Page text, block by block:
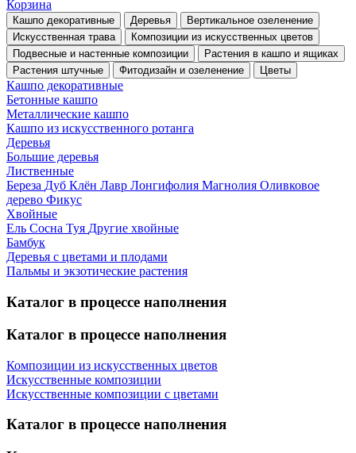
Корзина
Кашпо декоративные Деревья
Вертикальное озеленение
Искусственная трава
Композиции из искусственных цветов
Подвесные и настенные композиции
Растения в кашпо и ящиках
Растения штучные
Фитодизайн и озеленение Цветы
Кашпо декоративные
Бетонные кашпо
Металлические кашпо
Кашпо из искусственного ротанга
Деревья
Большие деревья
Лиственные
Береза Дуб Клён Лавр Лонгифолия Магнолия Оливковое
дерево Фикус
Хвойные
Ель Сосна Туя Другие хвойные
Бамбук
Деревья с цветами и плодами
Пальмы и экзотические растения
Каталог в процессе наполнения
Каталог в процессе наполнения
Композиции из искусственных цветов
Искусственные композиции
Искусственные композиции с цветами
Каталог в процессе наполнения